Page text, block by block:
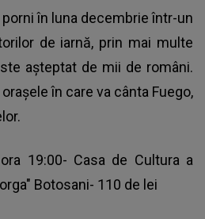
în luna decembrie într-un
de iarnă, prin mai multe
așteptat de mii de români.
în care va cânta Fuego,
19:00- Casa de Cultura a
Botosani- 110 de lei